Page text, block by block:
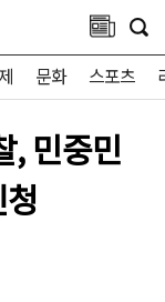
문화 스포츠
, 민중민